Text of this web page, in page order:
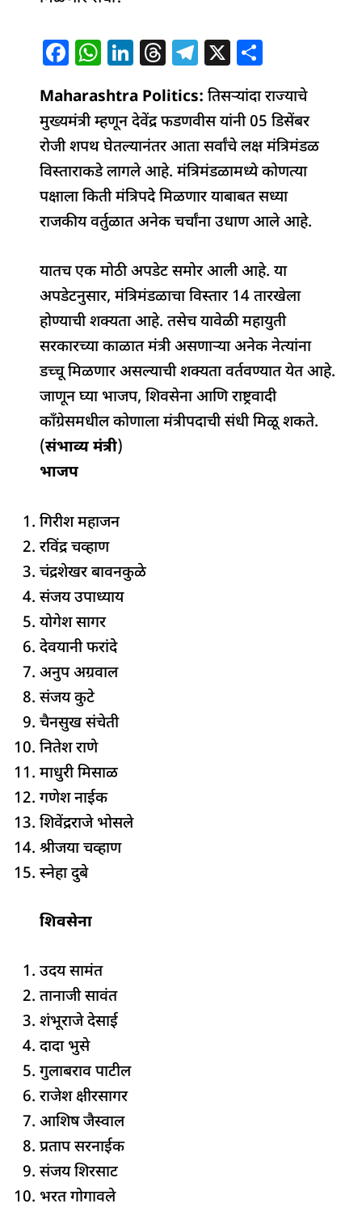
F
c
e
b
o
o
k
W
at
s
A
p
p
Li
k
e
dI
n
T
re
a
d
s
T
el
e
g
ra
m
X
ar
e
Maharashtra Politics:तिसऱ्यांदा राज्याचे
मुख्यमंत्री म्हणून देवेंद्र फडणवीस यांनी 05 डिसेंबर
रोजी शपथ घेतल्यानंतर आता सर्वांचे लक्ष मंत्रिमंडळ
विस्ताराकडे लागले आहे. मंत्रिमंडळामध्ये कोणत्या
पक्षाला किती मंत्रिपदे मिळणार याबाबत सध्या
राजकीय वर्तुळात अनेक चर्चांना उधाण आले आहे.
यातच एक मोठी अपडेट समोर आली आहे. या
अपडेटनुसार, मंत्रिमंडळाचा विस्तार 14 तारखेला
होण्याची शक्यता आहे. तसेच यावेळी महायुती
सरकारच्या काळात मंत्री असणाऱ्या अनेक नेत्यांना
डच्चू मिळणार असल्याची शक्यता वर्तवण्यात येत आहे.
जाणून घ्या भाजप, शिवसेना आणि राष्ट्रवादी
काँग्रेसमधील कोणाला मंत्रीपदाची संधी मिळू शकते.
(संभाव्य मंत्री)
भाजप
गिरीश महाजन
⁠रविंद्र चव्हाण
⁠चंद्रशेखर बावनकुळे
⁠संजय उपाध्याय
⁠योगेश सागर
⁠देवयानी फरांदे
⁠अनुप अग्रवाल
⁠संजय कुटे
⁠चैनसुख संचेती
⁠नितेश राणे
⁠माधुरी मिसाळ
⁠गणेश नाईक
⁠शिवेंद्रराजे भोसले
⁠श्रीजया चव्हाण
⁠स्नेहा दुबे
शिवसेना
उदय सामंत
⁠तानाजी सावंत
⁠शंभूराजे देसाई
⁠दादा भुसे
⁠गुलाबराव पाटील
⁠राजेश क्षीरसागर
⁠आशिष जैस्वाल
⁠प्रताप सरनाईक
⁠संजय शिरसाट
⁠भरत गोगावले